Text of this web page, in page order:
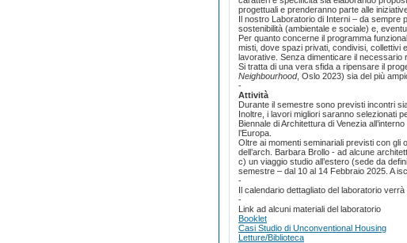
progettuali e prenderanno parte alle
Il nostro Laboratorio di Interni – da sempre
sostenibilità (ambientale e sociale) e,
Per quanto concerne il programma
misti, dove spazi privati, condivisi, collettivi
lavorative. Senza dimenticare il necessario
Si tratta di una vera sfida a ripensare il
Neighbourhood, Oslo 2023) sia del più
-
Attività
Durante il semestre sono previsti incontri
Inoltre, i lavori migliori saranno selezionati
Biennale di Architettura di Venezia
l’Europa.
Oltre ai momenti seminariali previsti con gli
dell’arch. Barbara Brollo - ad alcune
c) un viaggio studio all’estero (sede da
semestre – dal 10 al 14 Febbraio 2025. A
-
Il calendario dettagliato del laboratorio
-
Link ad alcuni materiali del laboratorio
Booklet
Casi Studio di Unconventional Housing
Letture/Biblioteca